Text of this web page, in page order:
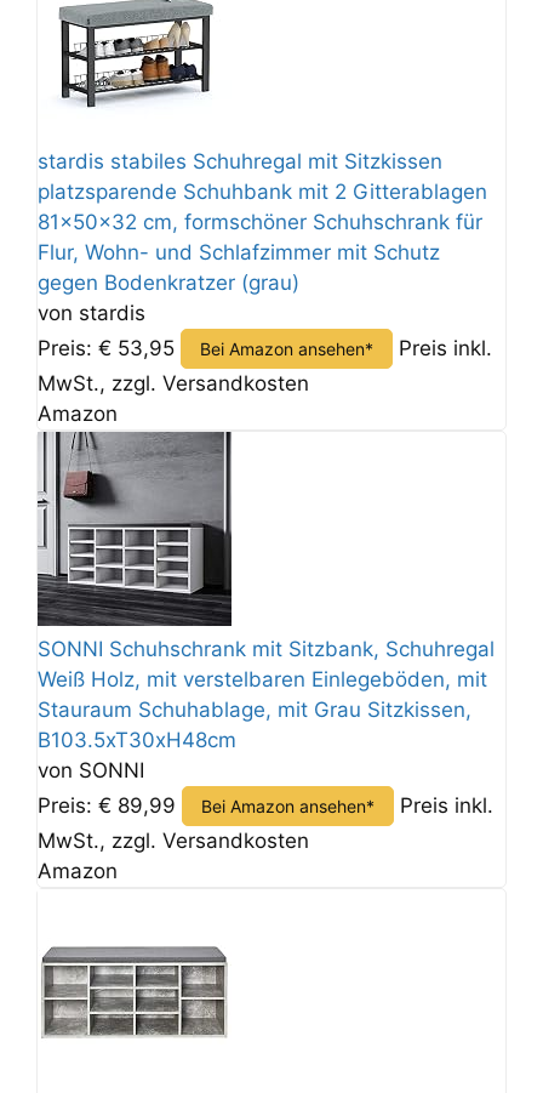
stardis stabiles Schuhregal mit Sitzkissen
platzsparende Schuhbank mit 2 Gitterablagen
81x50x32 cm, formschöner Schuhschrank für
Flur, Wohn- und Schlafzimmer mit Schutz
gegen Bodenkratzer (grau)
von stardis
Preis: € 53,95
Bei Amazon ansehen*
Preis inkl.
MwSt., zzgl. Versandkosten
Amazon
SONNI Schuhschrank mit Sitzbank, Schuhregal
Weiß Holz, mit verstelbaren Einlegeböden, mit
Stauraum Schuhablage, mit Grau Sitzkissen,
B103.5xT30xH48cm
von SONNI
Preis: € 89,99
Bei Amazon ansehen*
Preis inkl.
MwSt., zzgl. Versandkosten
Amazon